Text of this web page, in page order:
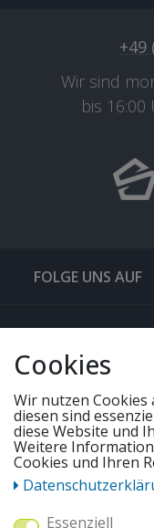
+49
Wir sind
bis
FOLGE UNS AUF
QUICKLINKS &
UNSERE
Cookies
Wir nutzen Cookies
diesen sind
diese Website und
Weitere
Cookies und Ihren
Essenziell